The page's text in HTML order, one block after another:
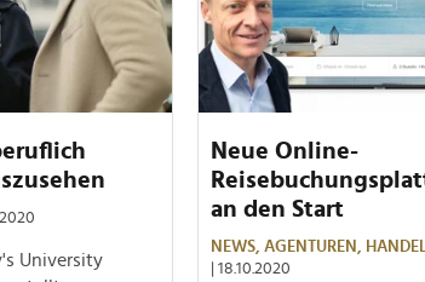
University
Neue Online-
an den Start
NEWS, AGENTUREN,
| 18.10.2020